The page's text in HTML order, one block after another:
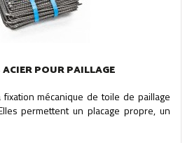
ACIER POUR PAILLAGE
mécanique de toile de paillage
permettent un placage propre, un